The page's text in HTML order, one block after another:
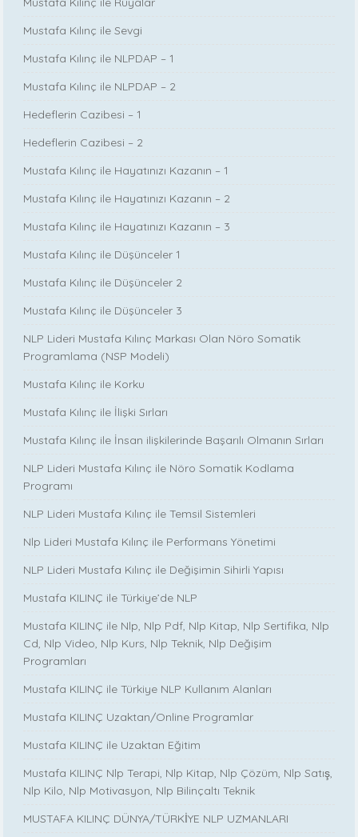
Mustafa Kılınç ile Sevgi
Mustafa Kılınç ile NLPDAP – 1
Mustafa Kılınç ile NLPDAP – 2
Hedeflerin Cazibesi – 1
Hedeflerin Cazibesi – 2
Mustafa Kılınç ile Hayatınızı Kazanın – 1
Mustafa Kılınç ile Hayatınızı Kazanın – 2
Mustafa Kılınç ile Hayatınızı Kazanın – 3
Mustafa Kılınç ile Düşünceler 1
Mustafa Kılınç ile Düşünceler 2
Mustafa Kılınç ile Düşünceler 3
NLP Lideri Mustafa Kılınç Markası Olan Nöro Somatik
Programlama (NSP Modeli)
Mustafa Kılınç ile Korku
Mustafa Kılınç ile İlişki Sırları
Mustafa Kılınç ile İnsan ilişkilerinde Başarılı Olmanın Sırları
NLP Lideri Mustafa Kılınç ile Nöro Somatik Kodlama
Programı
NLP Lideri Mustafa Kılınç ile Temsil Sistemleri
Nlp Lideri Mustafa Kılınç ile Performans Yönetimi
NLP Lideri Mustafa Kılınç ile Değişimin Sihirli Yapısı
Mustafa KILINÇ ile Türkiye’de NLP
Mustafa KILINÇ ile Nlp, Nlp Pdf, Nlp Kitap, Nlp Sertifika, Nlp
Cd, Nlp Video, Nlp Kurs, Nlp Teknik, Nlp Değişim
Programları
Mustafa KILINÇ ile Türkiye NLP Kullanım Alanları
Mustafa KILINÇ Uzaktan/Online Programlar
Mustafa KILINÇ ile Uzaktan Eğitim
Mustafa KILINÇ Nlp Terapi, Nlp Kitap, Nlp Çözüm, Nlp Satış,
Nlp Kilo, Nlp Motivasyon, Nlp Bilinçaltı Teknik
MUSTAFA KILINÇ DÜNYA/TÜRKİYE NLP UZMANLARI